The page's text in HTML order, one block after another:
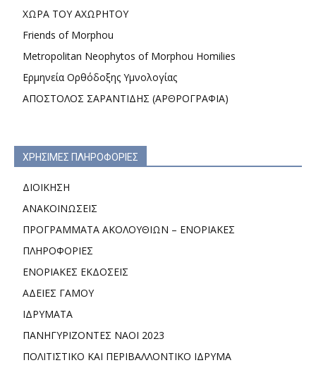
ΧΩΡΑ ΤΟΥ ΑΧΩΡΗΤΟΥ
Friends of Morphou
Metropolitan Neophytos of Morphou Homilies
Ερμηνεία Ορθόδοξης Υμνολογίας
ΑΠΟΣΤΟΛΟΣ ΣΑΡΑΝΤΙΔΗΣ (ΑΡΘΡΟΓΡΑΦΙΑ)
ΧΡΗΣΙΜΕΣ ΠΛΗΡΟΦΟΡΙΕΣ
ΔΙΟΙΚΗΣΗ
ΑΝΑΚΟΙΝΩΣΕΙΣ
ΠΡΟΓΡΑΜΜΑΤΑ ΑΚΟΛΟΥΘΙΩΝ – ΕΝΟΡΙΑΚΕΣ
ΠΛΗΡΟΦΟΡΙΕΣ
ΕΝΟΡΙΑΚΕΣ ΕΚΔΟΣΕΙΣ
ΑΔΕΙΕΣ ΓΑΜΟΥ
ΙΔΡΥΜΑΤΑ
ΠΑΝΗΓΥΡΙΖΟΝΤΕΣ ΝΑΟΙ 2023
ΠΟΛΙΤΙΣΤΙΚΟ ΚΑΙ ΠΕΡΙΒΑΛΛΟΝΤΙΚΟ ΙΔΡΥΜΑ